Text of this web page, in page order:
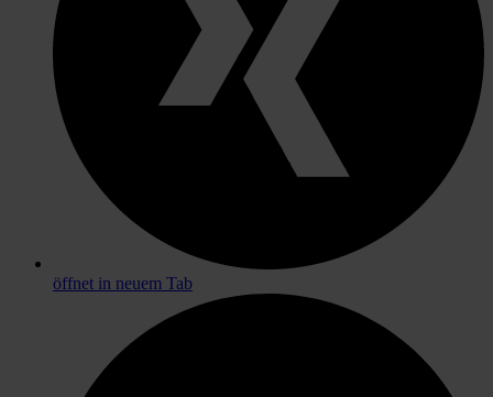
öffnet in neuem Tab